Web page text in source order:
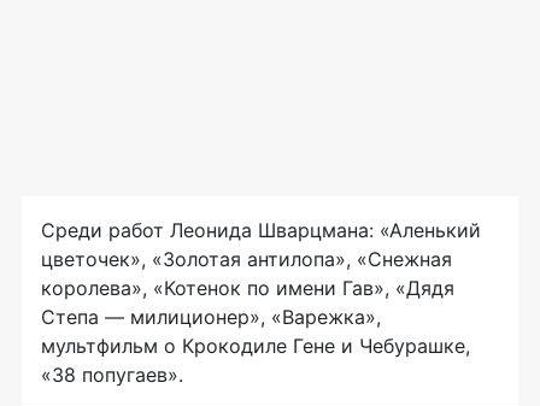
Среди работ Леонида Шварцмана: «Аленький
цветочек», «Золотая антилопа», «Снежная
королева», «Котенок по имени Гав», «Дядя
Степа — милиционер», «Варежка»,
мультфильм о Крокодиле Гене и Чебурашке,
«38 попугаев».